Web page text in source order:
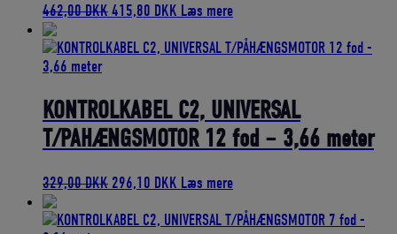
462,00DKKDen
pris
415,80 DKK Den
pris
Læs mere
KONTROLKABEL C2, UNIVERSAL
T/PÅHÆNGSMOTOR 12 fod – 3,66 meter
329,00DKK Den
pris
296,10 DKK Den
pris
Læs mere